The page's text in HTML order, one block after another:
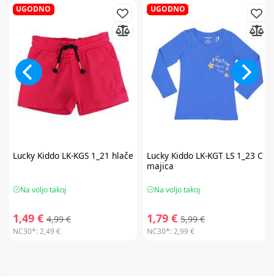
UGODNO
Lucky KiddoLK-KGS 1_21 hlače
Na voljo takoj
1,49 € 4,99 €
NC30*:2,49 €
UGODNO
Lucky Kiddo LK-KGT LS 1_23 C
majica
Na voljo takoj
1,79 € 5,99 €
NC30*:2,99 €